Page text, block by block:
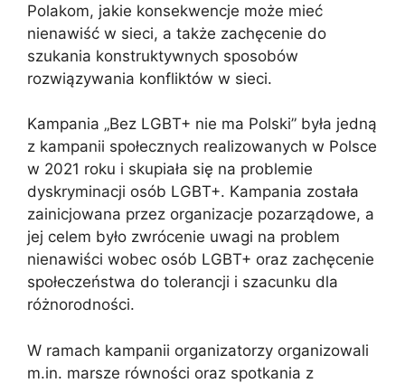
Polakom, jakie konsekwencje może mieć
nienawiść w sieci, a także zachęcenie do
szukania konstruktywnych sposobów
rozwiązywania konfliktów w sieci.
Kampania „Bez LGBT+ nie ma Polski” była jedną
z kampanii społecznych realizowanych w Polsce
w 2021 roku i skupiała się na problemie
dyskryminacji osób LGBT+. Kampania została
zainicjowana przez organizacje pozarządowe, a
jej celem było zwrócenie uwagi na problem
nienawiści wobec osób LGBT+ oraz zachęcenie
społeczeństwa do tolerancji i szacunku dla
różnorodności.
W ramach kampanii organizatorzy organizowali
m.in. marsze równości oraz spotkania z